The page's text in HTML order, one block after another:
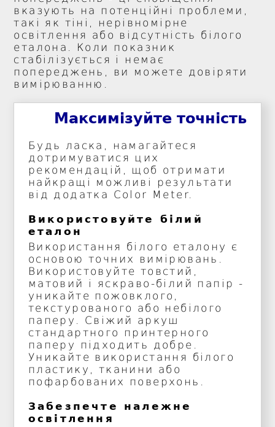
вказують на потенційні проблеми,
такі як тіні, нерівномірне
освітлення або відсутність білого
еталона. Коли показник
стабілізується і немає
попереджень, ви можете довіряти
вимірюванню.
Максимізуйте точність
Будь ласка, намагайтеся
дотримуватися цих
рекомендацій, щоб отримати
найкращі можливі результати
від додатка Color Meter.
Використовуйте білий
еталон
Використання білого еталону є
основою точних вимірювань.
Використовуйте товстий,
матовий і яскраво-білий папір -
уникайте пожовклого,
текстурованого або небілого
паперу. Свіжий аркуш
стандартного принтерного
паперу підходить добре.
Уникайте використання білого
пластику, тканини або
пофарбованих поверхонь.
Забезпечте належне
освітлення